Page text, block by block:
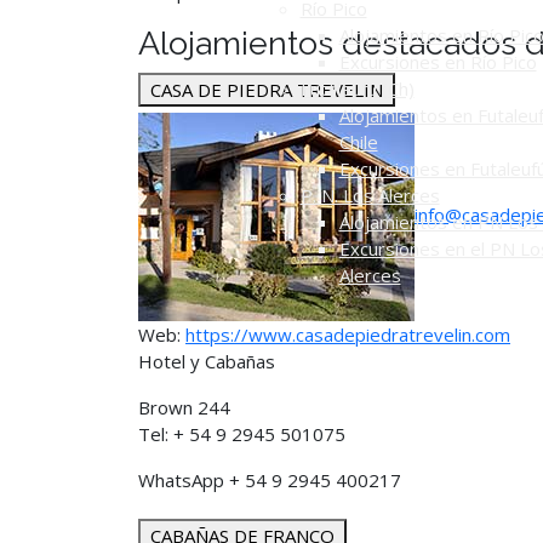
Alojamientos en Río Pico
Excursiones en Río Pico
Futaleufú (Ch)
Alojamientos en
Chile
Excursiones en Futaleufú
P. N. Los Alerces
Alojamientos en PN Los
Excursiones en el PN Los
Alerces
Alojamientos destacados
CASA DE PIEDRA TREVELIN
Web: https://www.casadepiedratrevelin.com
Hotel y Cabañas
Brown 244
Tel: + 54 9 2945 501075
WhatsApp + 54 9 2945 400217
CABAÑAS DE FRANCO